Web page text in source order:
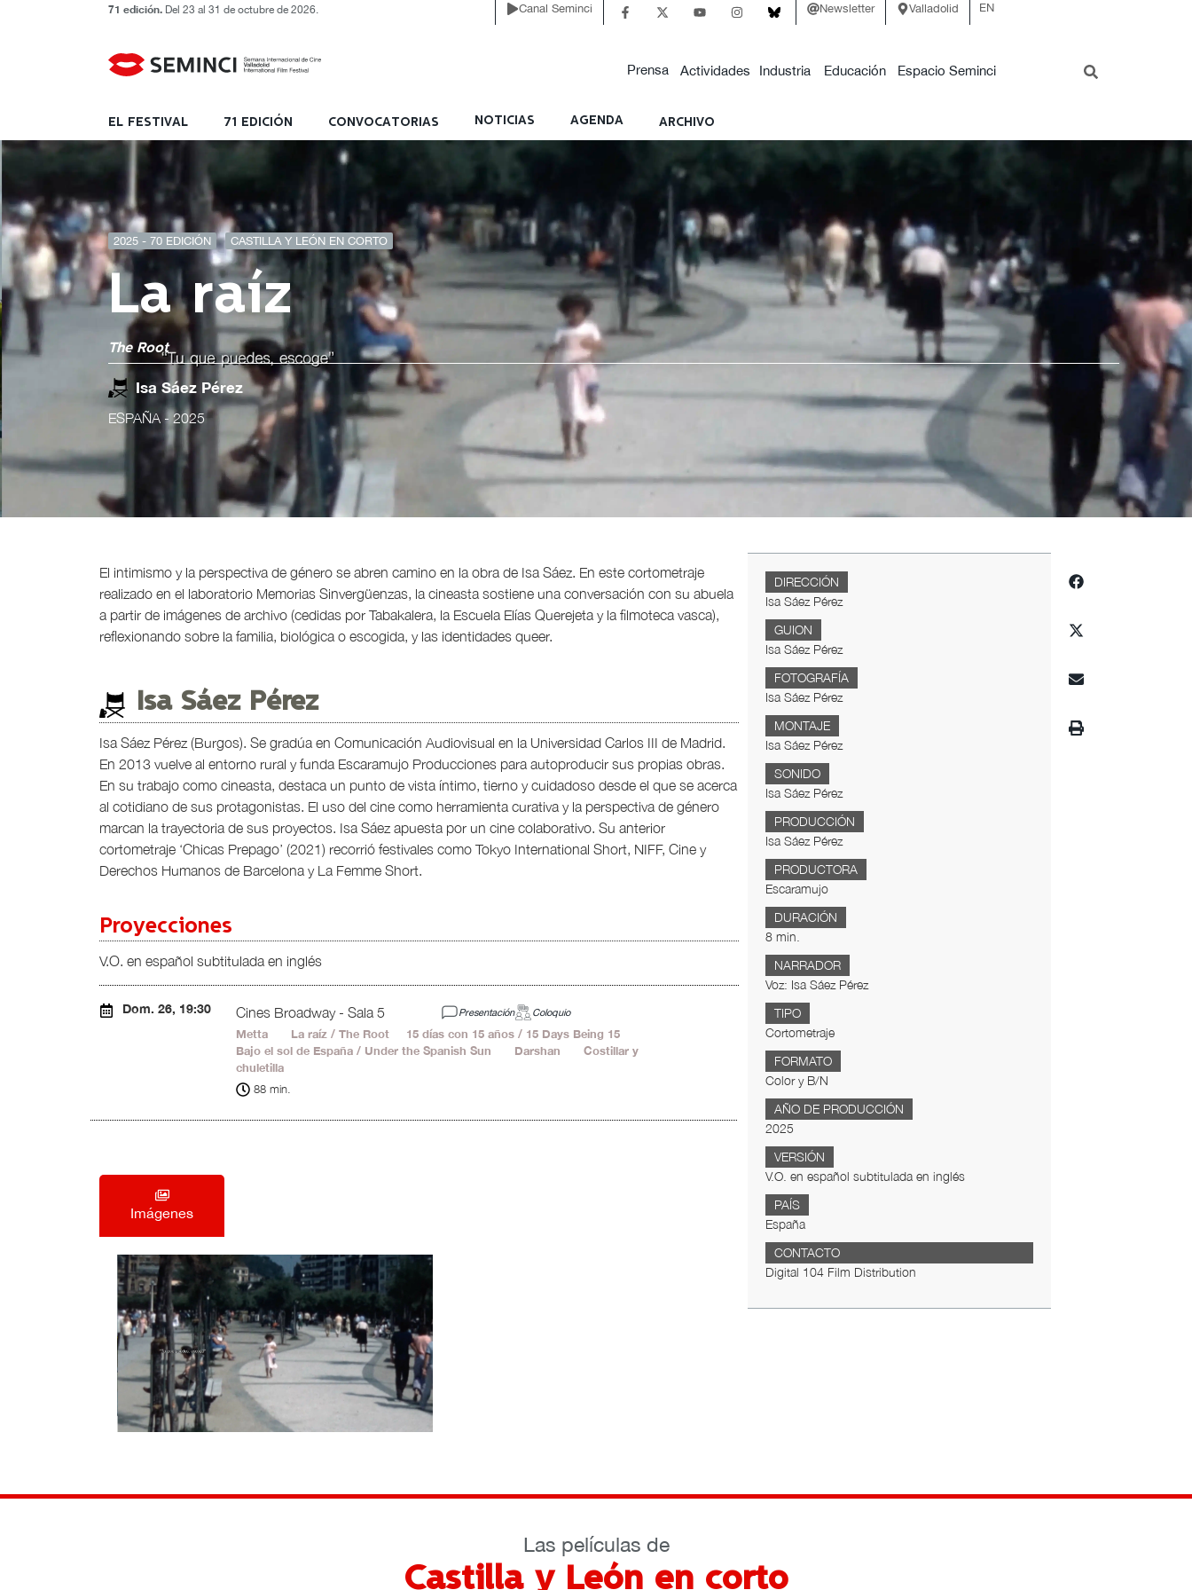
71 edición. Del 23 al 31 de octubre de 2026. Canal Seminci Newsletter Valladolid EN
Prensa Actividades Industria Educación Espacio Seminci
EL FESTIVAL 71 EDICIÓN CONVOCATORIAS NOTICIAS AGENDA ARCHIVO
2025 - 70 EDICIÓN CASTILLA Y LEÓN EN CORTO
La raíz
The Root
Isa Sáez Pérez
ESPAÑA - 2025
El intimismo y la perspectiva de género se abren camino en la obra de Isa Sáez. En este cortometraje
realizado en el laboratorio Memorias Sinvergüenzas, la cineasta sostiene una conversación con su abuela
a partir de imágenes de archivo (cedidas por Tabakalera, la Escuela Elías Querejeta y la filmoteca vasca),
reflexionando sobre la familia, biológica o escogida, y las identidades queer.
Isa Sáez Pérez
Isa Sáez Pérez (Burgos). Se gradúa en Comunicación Audiovisual en la Universidad Carlos III de Madrid.
En 2013 vuelve al entorno rural y funda Escaramujo Producciones para autoproducir sus propias obras.
En su trabajo como cineasta, destaca un punto de vista íntimo, tierno y cuidadoso desde el que se acerca
al cotidiano de sus protagonistas. El uso del cine como herramienta curativa y la perspectiva de género
marcan la trayectoria de sus proyectos. Isa Sáez apuesta por un cine colaborativo. Su anterior
cortometraje ‘Chicas Prepago’ (2021) recorrió festivales como Tokyo International Short, NIFF, Cine y
Derechos Humanos de Barcelona y La Femme Short.
Proyecciones
V.O. en español subtitulada en inglés
Dom. 26, 19:30 Cines Broadway - Sala 5 Presentación Coloquio
Metta La raíz / The Root 15 días con 15 años / 15 Days Being 15
Bajo el sol de España / Under the Spanish Sun
Darshan 20'Costillar y
chuletilla
88 min.
Imágenes
DIRECCIÓN
Isa Sáez Pérez
GUION
Isa Sáez Pérez
FOTOGRAFÍA
Isa Sáez Pérez
MONTAJE
Isa Sáez Pérez
SONIDO
Isa Sáez Pérez
PRODUCCIÓN
Isa Sáez Pérez
PRODUCTORA
Escaramujo
DURACIÓN
8 min.
NARRADOR
Voz: Isa Sáez Pérez
TIPO
Cortometraje
FORMATO
Color y B/N
AÑO DE PRODUCCIÓN
2025
VERSIÓN
V.O. en español subtitulada en inglés
PAÍS
España
CONTACTO
Digital 104 Film Distribution
Las películas de
Castilla y León en corto